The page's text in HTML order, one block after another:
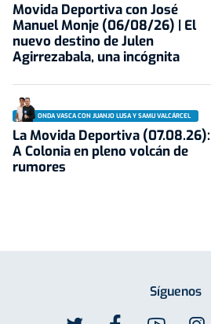
Movida Deportiva con José
Manuel Monje (06/08/26) | El
nuevo destino de Julen
Agirrezabala, una incógnita
ONDA VASCA CON JUANJO LUSA Y SAMU VALCÁRCEL
La Movida Deportiva (07.08.26):
A Colonia en pleno volcán de
rumores
Síguenos